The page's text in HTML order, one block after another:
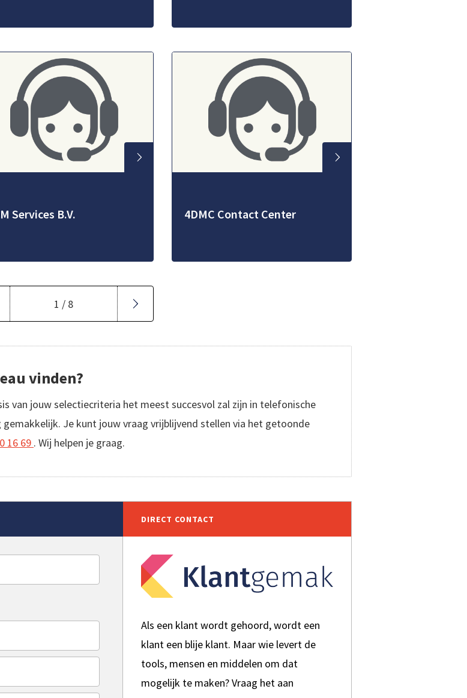
Services B.V. 4DMC Contact Center
1 / 8
vinden?
van jouw selectiecriteria het meest succesvol zal zijn in telefonische
Je kunt jouw vraag vrijblijvend stellen via het getoonde
16 69 . Wij helpen je graag.
DIRECT CONTACT
Als een klant wordt gehoord, wordt een
klant een blije klant. Maar wie levert de
tools, mensen en middelen om dat
mogelijk te maken? Vraag het aan